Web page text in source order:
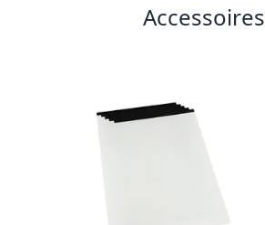
Accessoires